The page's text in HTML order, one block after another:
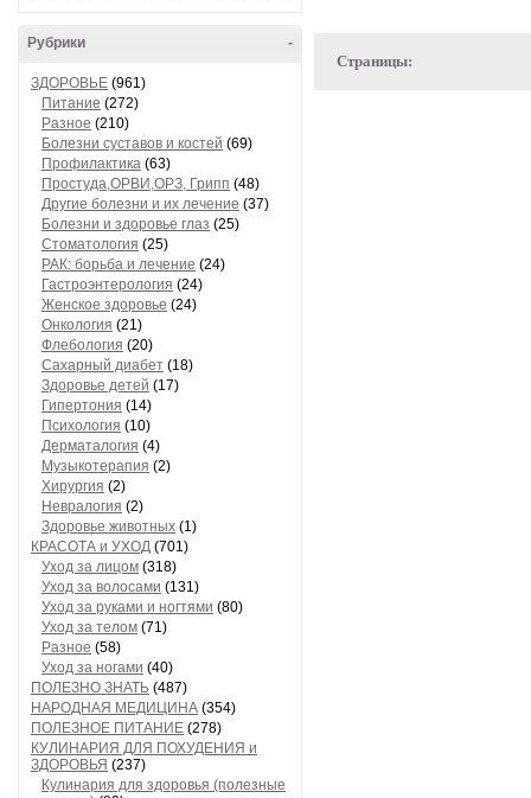
-
Рубрики
ЗДОРОВЬЕ (961)
Питание (272)
Разное (210)
Болезни суставов и костей (69)
Профилактика (63)
Простуда,ОРВИ,ОРЗ, Грипп (48)
Другие болезни и их лечение (37)
Болезни и здоровье глаз (25)
Стоматология (25)
РАК: борьба и лечение (24)
Гастроэнтерология (24)
Женское здоровье (24)
Онкология (21)
Флебология (20)
Сахарный диабет (18)
Здоровье детей (17)
Гипертония (14)
Психология (10)
Дерматалогия (4)
Музыкотерапия (2)
Хирургия (2)
Невралогия (2)
Здоровье животных (1)
КРАСОТА и УХОД (701)
Уход за лицом (318)
Уход за волосами (131)
Уход за руками и ногтями (80)
Уход за телом (71)
Разное (58)
Уход за ногами (40)
ПОЛЕЗНО ЗНАТЬ (487)
НАРОДНАЯ МЕДИЦИНА (354)
ПОЛЕЗНОЕ ПИТАНИЕ (278)
КУЛИНАРИЯ ДЛЯ ПОХУДЕНИЯ и
ЗДОРОВЬЯ (237)
Кулинария для здоровья (полезные
Страницы: